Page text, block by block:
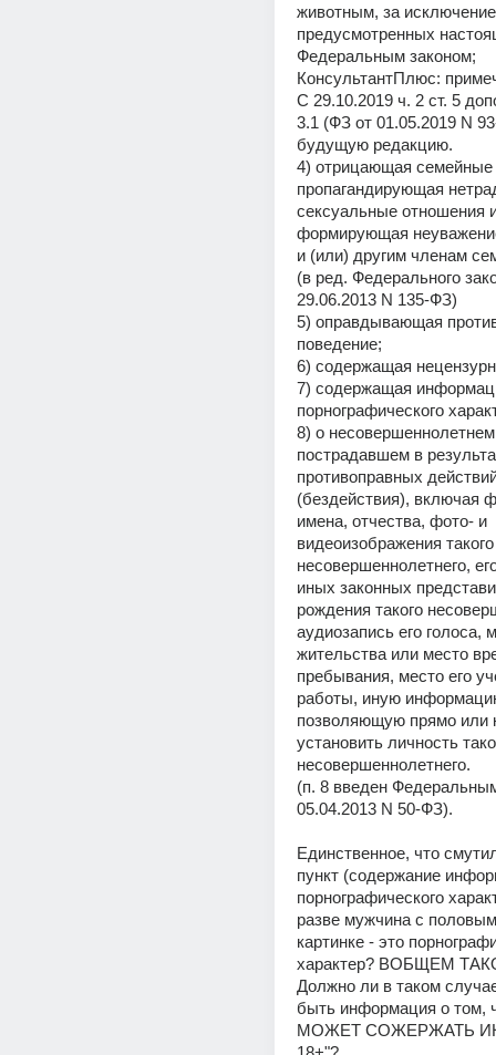
животным, за
предусмотренных
Федеральным законом;
КонсультантПлюс:
С 29.10.2019 ч. 2 ст. 5
3.1 (ФЗ от 01.05.2019 N
будущую редакцию.
4) отрицающая семейные
пропагандирующая
сексуальные отношения
формирующая
и (или) другим членам
(в ред. Федерального
29.06.2013 N 135-ФЗ)
5) оправдывающая
поведение;
6) содержащая
7) содержащая
порнографического
8) о
пострадавшем в
противоправных
(бездействия), включая
имена, отчества, фото- и
видеоизображения такого
несовершеннолетнего,
иных законных
рождения такого
аудиозапись его голоса,
жительства или место
пребывания, место его
работы, иную
позволяющую прямо или
установить личность
несовершеннолетнего.
(п. 8 введен
05.04.2013 N 50-ФЗ).
Единственное, что
пункт (содержание
порнографического
разве мужчина с
картинке - это
характер? ВОБЩЕМ
Должно ли в таком
быть информация о
МОЖЕТ СОЖЕРЖАТЬ